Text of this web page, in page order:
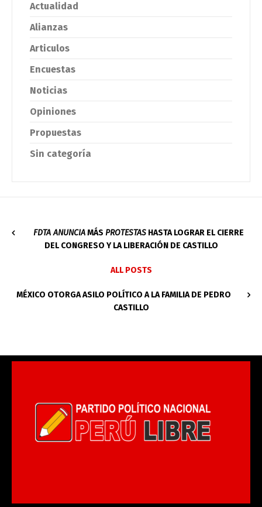
Actualidad
Alianzas
Articulos
Encuestas
Noticias
Opiniones
Propuestas
Sin categoría
FDTA ANUNCIAMÁS PROTESTASHASTA LOGRAR EL CIERRE
DEL CONGRESO Y LA LIBERACIÓN DE CASTILLO
ALL POSTS
MÉXICO OTORGA ASILO POLÍTICO A LA FAMILIA DE PEDRO
CASTILLO